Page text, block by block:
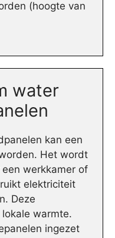
(hoogte van
water
kan een
Het wordt
werkkamer of
elektriciteit
Deze
warmte.
ingezet